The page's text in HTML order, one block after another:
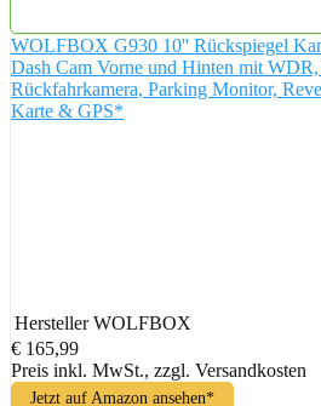
WOLFBOX G930 10'' Rückspiegel
Dash Cam Vorne und Hinten mit
Rückfahrkamera, Parking Monitor,
Karte & GPS*
Hersteller WOLFBOX
€ 165,99
Preis inkl. MwSt., zzgl. Versandkosten
Jetzt auf Amazon ansehen*